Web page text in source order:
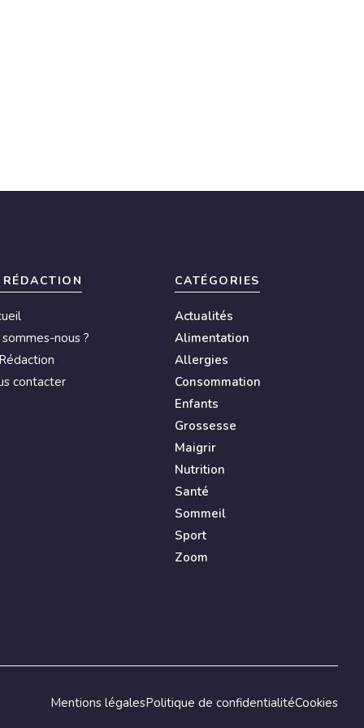
sommes-nous ?
contacter
CATÉGORIES
Actualités
Alimentation
Allergies
Consommation
Enfants
Grossesse
Maigrir
Nutrition
Santé
Sommeil
Sport
Zoom
Mentions légalesPolitique de confidentialitéCookies